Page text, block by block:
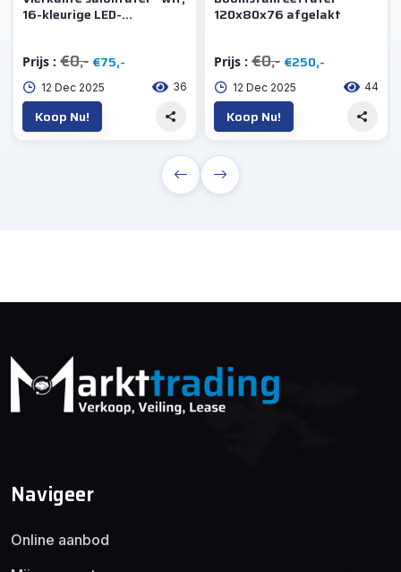
16-kleurige LED-
Prijs : €0,- €75,-
12 Dec 2025 36
Koop Nu!
120x80x76 afgelakt
Prijs : €0,- €250,-
12 Dec 2025 44
Koop Nu!
Navigeer
Online aanbod